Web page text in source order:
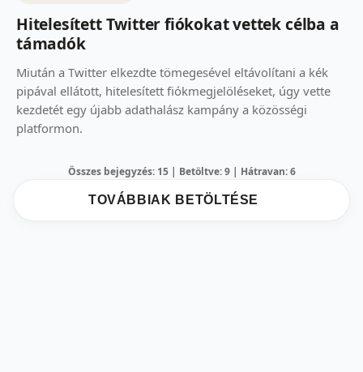
Hitelesített Twitter fiókokat vettek célba a
támadók
Miután a Twitter elkezdte tömegesével eltávolítani a kék
pipával ellátott, hitelesített fiókmegjelöléseket, úgy vette
kezdetét egy újabb adathalász kampány a közösségi
platformon.
Összes bejegyzés: 15 | Betöltve: 9 | Hátravan: 6
TOVÁBBIAK BETÖLTÉSE